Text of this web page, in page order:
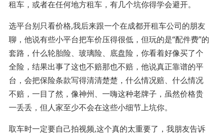
租车，或者在任何地方租车，有几个坑你得学会避开。
选平台别只看价格,我后来跟一个在成都开租车公司的朋友
聊，他说有些小平台把车价压得很低，但玩的是“配件费”的
套路，什么轮胎险、玻璃险、底盘险，你看着好像买了个
全险，结果出事了这也不赔那也不赔，他说真正靠谱的平
台，会把保险条款写得清清楚楚，什么情况赔、什么情况
不赔，一目了然，像神州、一嗨这种老牌子，虽然价格贵
一丢丢，但人家至少不会在这些小细节上坑你。
取车时一定要自己拍视频,这个真的太重要了，我朋友告诉